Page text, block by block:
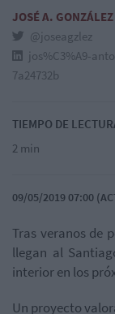
JOSÉ A. GONZÁLEZ
@joseagzlez
jos%C3%A9-
7a24732b
TIEMPO DE
2 min
09/05/2019 07:00
Tras veranos de
llegan al
interior en los
Un proyecto